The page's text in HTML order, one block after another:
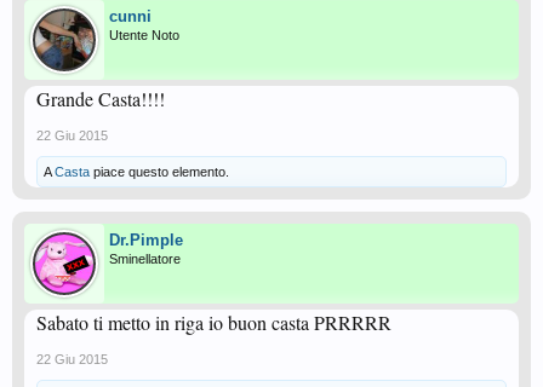
cunni
Utente Noto
Grande Casta!!!!
22 Giu 2015
ACasta piace questo elemento.
Dr.Pimple
Sminellatore
Sabato ti metto in riga io buon casta PRRRRR
22 Giu 2015